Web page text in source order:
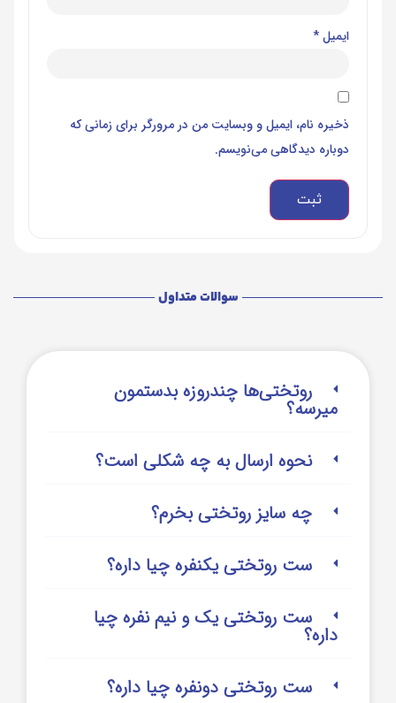
ایمیل*
ذخیره نام، ایمیل و وبسایت من در مرورگر برای زمانی که
دوباره دیدگاهی می‌نویسم.
سوالات متداول
روتختی‌‌ها چندروزه بدستمون
میرسه؟
نحوه ارسال به چه شکلی است؟
چه سایز روتختی بخرم؟
ست روتختی یکنفره چیا داره؟
ست روتختی یک و نیم نفره چیا
داره؟
ست روتختی دونفره چیا داره؟